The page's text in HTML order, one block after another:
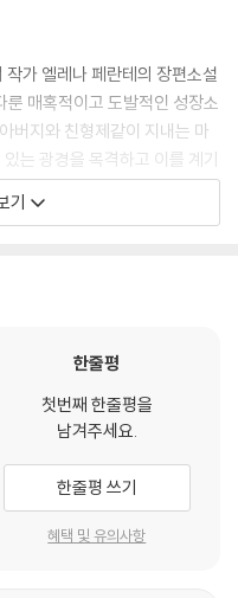
오는 것을 막지 못할 거라는
를 만나지 않겠다고 다짐했다.
고 있는 걸까. 분별력 있는 그
안에서 대체 무슨 일이 일어나
못한 믿을 수 없는 동물로 만들
도 사랑받고 싶어요.”
제대로 아는 것은 아무것도
탁한 거란다.”
작가 엘레나 페란테의 장편소설
룬 매혹적이고 도발적인 성장소
버지와 친형제같이 지내는 마
는 광경을 목격하고 이를 계기
로 위장된 어른들의 세계를 엿
첫사랑을 향한 뒤틀린 욕망, 첫
다.
에 겪었던 충격적인 이야기를 폭
란 13세 소녀 조반나는 어느
의 여동생이자 추함과 사악함
기를 듣게 된다. 조반나는 자
반나는 호기심을 참지 못하고
기
한줄평
첫번째 한줄평을
남겨주세요.
한줄평 쓰기
혜택 및 유의사항